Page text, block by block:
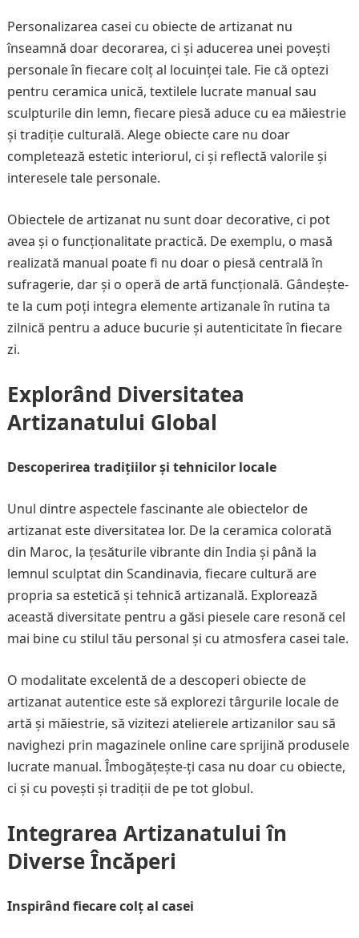
Personalizarea casei cu obiecte de artizanat nu
înseamnă doar decorarea, ci și aducerea unei povești
personale în fiecare colț al locuinței tale. Fie că optezi
pentru ceramica unică, textilele lucrate manual sau
sculpturile din lemn, fiecare piesă aduce cu ea măiestrie
și tradiție culturală. Alege obiecte care nu doar
completează estetic interiorul, ci și reflectă valorile și
interesele tale personale.
Obiectele de artizanat nu sunt doar decorative, ci pot
avea și o funcționalitate practică. De exemplu, o masă
realizată manual poate fi nu doar o piesă centrală în
sufragerie, dar și o operă de artă funcțională. Gândește-
te la cum poți integra elemente artizanale în rutina ta
zilnică pentru a aduce bucurie și autenticitate în fiecare
zi.
Explorând Diversitatea
Artizanatului Global
Descoperirea tradițiilor și tehnicilor locale
Unul dintre aspectele fascinante ale obiectelor de
artizanat este diversitatea lor. De la ceramica colorată
din Maroc, la țesăturile vibrante din India și până la
lemnul sculptat din Scandinavia, fiecare cultură are
propria sa estetică și tehnică artizanală. Explorează
această diversitate pentru a găsi piesele care resonă cel
mai bine cu stilul tău personal și cu atmosfera casei tale.
O modalitate excelentă de a descoperi obiecte de
artizanat autentice este să explorezi târgurile locale de
artă și măiestrie, să vizitezi atelierele artizanilor sau să
navighezi prin magazinele online care sprijină produsele
lucrate manual. Îmbogățește-ți casa nu doar cu obiecte,
ci și cu povești și tradiții de pe tot globul.
Integrarea Artizanatului în
Diverse Încăperi
Inspirând fiecare colț al casei